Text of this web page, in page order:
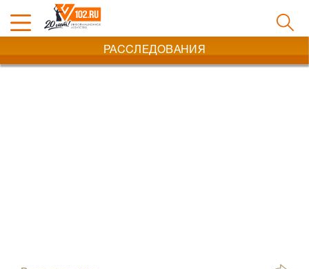
РАССЛЕДОВАНИЯ